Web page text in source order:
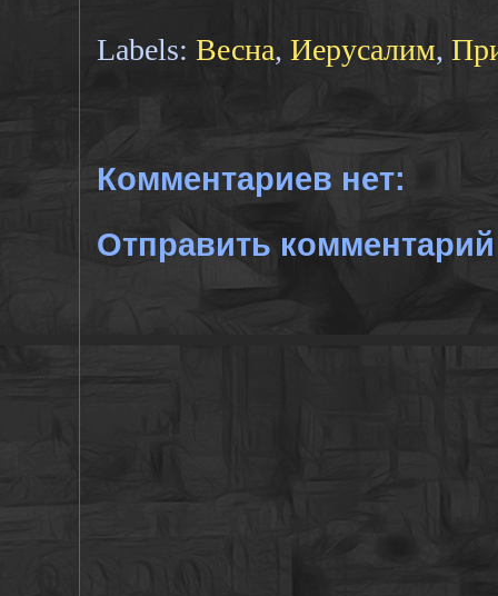
Labels: Весна, Иерусалим,
Комментариев нет:
Отправить комментарий